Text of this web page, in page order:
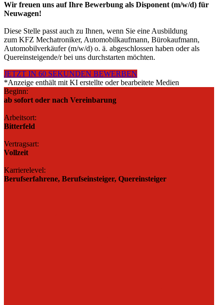
Wir freuen uns auf Ihre Bewerbung als Disponent (m/w/d) für
Neuwagen!
Diese Stelle passt auch zu Ihnen, wenn Sie eine Ausbildung
zum KFZ Mechatroniker, Automobilkaufmann, Bürokaufmann,
Automobilverkäufer (m/w/d) o. ä. abgeschlossen haben oder als
Quereinsteigende/r bei uns durchstarten möchten.
JETZT IN 60 SEKUNDEN BEWERBEN
*Anzeige enthält mit KI erstellte oder bearbeitete Medien
Beginn:
ab sofort oder nach Vereinbarung
Arbeitsort:
Bitterfeld
Vertragsart:
Vollzeit
Karrierelevel:
Berufserfahrene, Berufseinsteiger, Quereinsteiger